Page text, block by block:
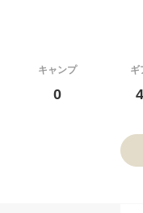
キャンプ
0
ギ
4